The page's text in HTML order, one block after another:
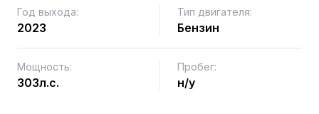
Год выхода:
2023
Тип двигателя:
Бензин
Мощность:
303л.с.
Пробег:
н/у